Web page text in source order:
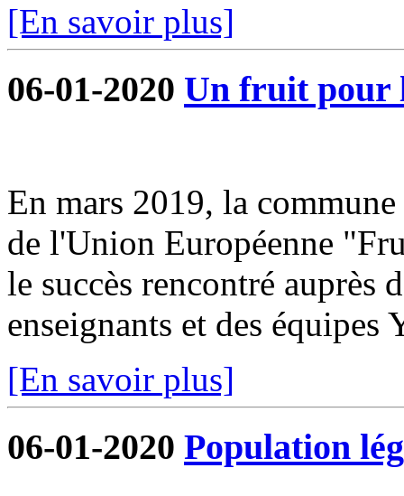
[En savoir plus]
06-01-2020 Un fruit pour
En mars 2019, la
de l'Union Européenne
le succès rencontré auprès
enseignants et des
[En savoir plus]
06-01-2020 Population